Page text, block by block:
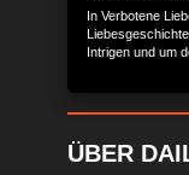
In Verbotene
Intrigen und um
ÜBER